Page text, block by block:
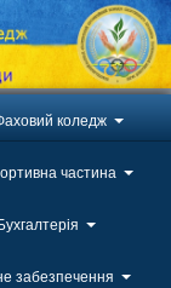
коледж
частина
Бухгалтерія
забезпечення